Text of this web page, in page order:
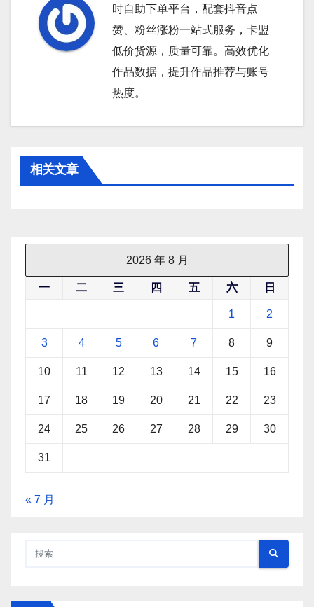
时自助下单平台，配套抖音点
赞、粉丝涨粉一站式服务，卡盟
低价货源，质量可靠。高效优化
作品数据，提升作品推荐与账号
热度。
相关文章
2026 年 8 月
一 二 三 四 五 六 日
1 2
3 4 5 6 7 8 9
10 11 12 13 14 15 16
17 18 19 20 21 22 23
24 25 26 27 28 29 30
31
« 7 月